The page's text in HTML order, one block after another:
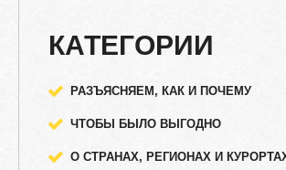
КАТЕГОРИИ
РАЗЪЯСНЯЕМ, КАК И ПОЧЕМУ
ЧТОБЫ БЫЛО ВЫГОДНО
О СТРАНАХ, РЕГИОНАХ И